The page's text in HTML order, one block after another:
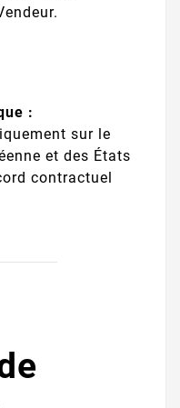
:
sur le
et des États
contractuel